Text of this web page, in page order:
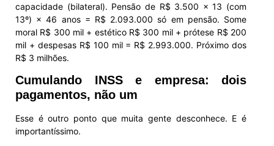
capacidade (bilateral). Pensão de R$ 3.500 × 13 (com
13º) × 46 anos = R$ 2.093.000 só em pensão. Some
moral R$ 300 mil + estético R$ 300 mil + prótese R$ 200
mil + despesas R$ 100 mil = R$ 2.993.000. Próximo dos
R$ 3 milhões.
Cumulando INSS e empresa: dois
pagamentos, não um
Esse é outro ponto que muita gente desconhece. E é
importantíssimo.